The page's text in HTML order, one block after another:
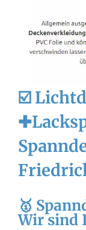
☑️
🥇
Wir sind